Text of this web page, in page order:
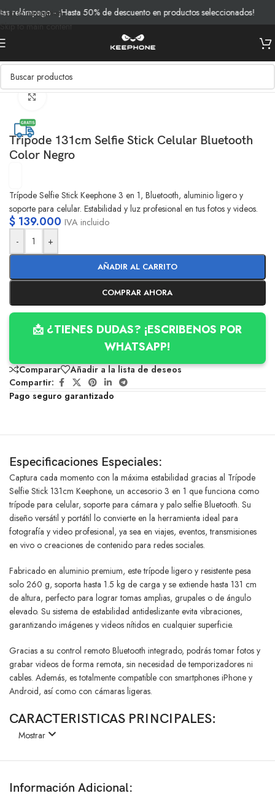
Skip to navigation
Skip to main content
relámpago - ¡Hasta 50% de descuento en productos seleccionados!
Inicio/Productos/Fotografia y Video/Tripodes
Tripode 131cm Selfie Stick Celular Bluetooth
Color Negro
Trípode Selfie Stick Keephone 3 en 1, Bluetooth, aluminio ligero y
soporte para celular. Estabilidad y luz profesional en tus fotos y videos.
$ 139.000 IVA incluido
-
+
AÑADIR AL CARRITO
COMPRAR AHORA
📩 ¿TIENES DUDAS? ¡ESCRIBENOS POR
WHATSAPP!
Comparar
Añadir a la lista de deseos
Compartir:
Pago seguro garantizado
Especificaciones Especiales:
Captura cada momento con la máxima estabilidad gracias al Trípode
Selfie Stick 131cm Keephone, un accesorio 3 en 1 que funciona como
trípode para celular, soporte para cámara y palo selfie Bluetooth. Su
diseño versátil y portátil lo convierte en la herramienta ideal para
fotografía y video profesional, ya sea en viajes, eventos, transmisiones
en vivo o creaciones de contenido para redes sociales.
Fabricado en aluminio premium, este trípode ligero y resistente pesa
solo 260 g, soporta hasta 1.5 kg de carga y se extiende hasta 131 cm
de altura, perfecto para lograr tomas amplias, grupales o de ángulo
elevado. Su sistema de estabilidad antideslizante evita vibraciones,
garantizando imágenes y videos nítidos en cualquier superficie.
Gracias a su control remoto Bluetooth integrado, podrás tomar fotos y
grabar videos de forma remota, sin necesidad de temporizadores ni
cables. Además, es totalmente compatible con smartphones iPhone y
Android, así como con cámaras ligeras.
CARACTERISTICAS PRINCIPALES:
3 en 1: trípode, palo selfie y soporte para teléfono o cámara.
Soporta hasta 1.5 kg, ideal para smartphones y cámaras compactas.
Mostrar
Información Adicional: